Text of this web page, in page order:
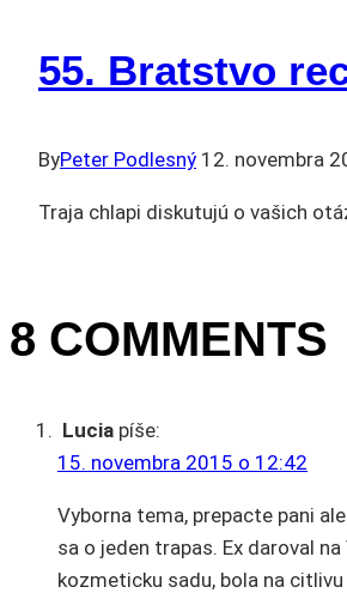
55. Bratstvo
ByPeter Podlesný 12. novembra
Traja chlapi diskutujú o vašich
8 COMMENTS
Lucia píše:
15. novembra 2015 o 12:42
Vyborna tema, prepacte pani
sa o jeden trapas. Ex daroval
kozmeticku sadu, bola na